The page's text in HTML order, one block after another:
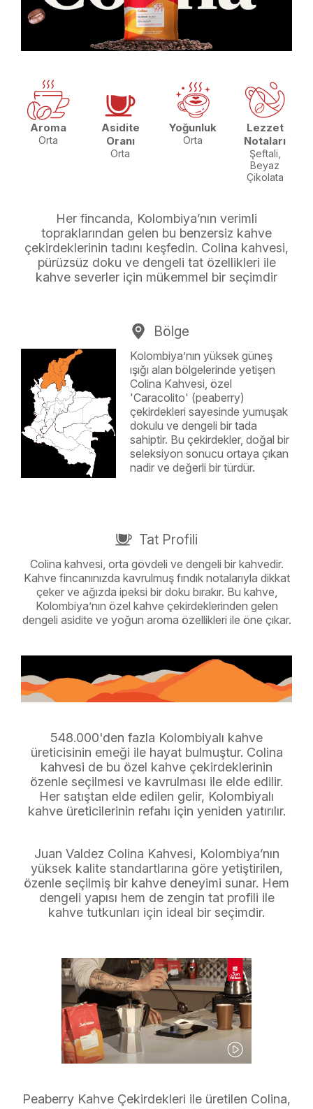
Aroma
Orta
Asidite
Oranı
Orta
Yoğunluk
Orta
Lezzet
Notaları
Şeftali,
Beyaz
Çikolata
Her fincanda, Kolombiya’nın verimli
topraklarından gelen bu benzersiz kahve
çekirdeklerinin tadını keşfedin. Colina kahvesi,
pürüzsüz doku ve dengeli tat özellikleri ile
kahve severler için mükemmel bir seçimdir
Bölge
Kolombiya’nın yüksek güneş
ışığı alan bölgelerinde yetişen
Colina Kahvesi, özel
'Caracolito' (peaberry)
çekirdekleri sayesinde yumuşak
dokulu ve dengeli bir tada
sahiptir. Bu çekirdekler, doğal bir
seleksiyon sonucu ortaya çıkan
nadir ve değerli bir türdür.
Tat Profili
Colina kahvesi, orta gövdeli ve dengeli bir kahvedir.
Kahve fincanınızda kavrulmuş fındık notalarıyla dikkat
çeker ve ağızda ipeksi bir doku bırakır. Bu kahve,
Kolombiya’nın özel kahve çekirdeklerinden gelen
dengeli asidite ve yoğun aroma özellikleri ile öne çıkar.
548.000'den fazla Kolombiyalı kahve
üreticisinin emeği ile hayat bulmuştur. Colina
kahvesi de bu özel kahve çekirdeklerinin
özenle seçilmesi ve kavrulması ile elde edilir.
Her satıştan elde edilen gelir, Kolombiyalı
kahve üreticilerinin refahı için yeniden yatırılır.
Juan Valdez Colina Kahvesi, Kolombiya’nın
yüksek kalite standartlarına göre yetiştirilen,
özenle seçilmiş bir kahve deneyimi sunar. Hem
dengeli yapısı hem de zengin tat profili ile
kahve tutkunları için ideal bir seçimdir.
Peaberry Kahve Çekirdekleri ile üretilen Colina,